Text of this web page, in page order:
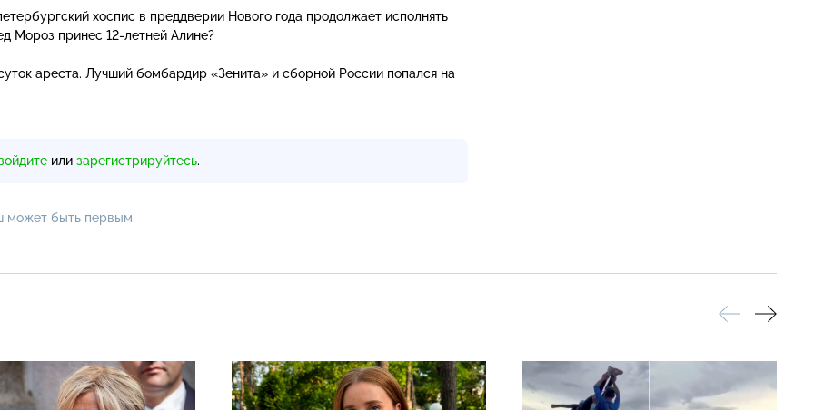
хоспис в преддверии Нового года продолжает исполнять
Мороз принес 12-летней Алине?
ареста. Лучший бомбардир «Зенита» и сборной России попался на
или зарегистрируйтесь.
может быть первым.